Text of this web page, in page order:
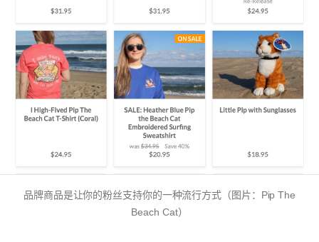
品牌商品是让你的粉丝支持你的一种流行方式（图片：Pip The
Beach Cat）